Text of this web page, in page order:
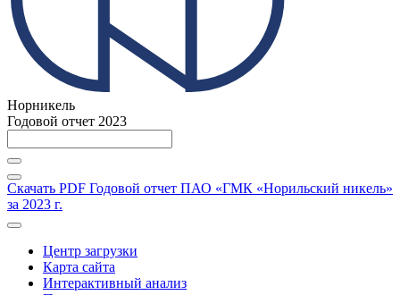
Норникель
Годовой отчет 2023
Скачать PDF Годовой отчет ПАО «ГМК «Норильский никель»
за 2023 г.
Центр загрузки
Карта сайта
Интерактивный анализ